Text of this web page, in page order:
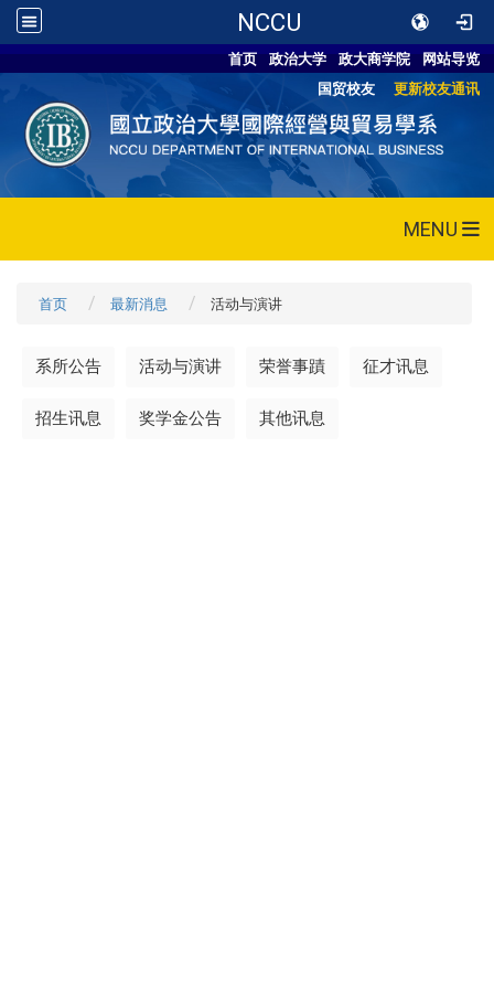
NCCU
首页 政治大学 政大商学院
网站导览
国贸校友
更新校友通讯
MENU
首页 最新消息 活动与演讲
系所公告 活动与演讲 荣誉事蹟 征才讯息
招生讯息 奖学金公告 其他讯息